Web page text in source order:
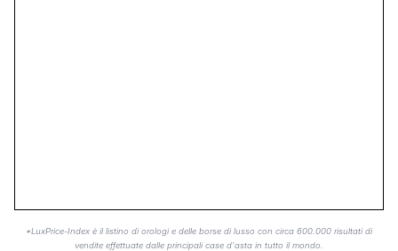
*LuxPrice-Index è il listino di orologi e delle borse di lusso con circa 600.000 risultati di
vendite effettuate dalle principali case d'asta in tutto il mondo.